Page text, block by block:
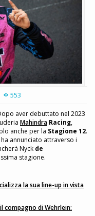
553
aver debuttato nel 2023
Mahindra Racing,
anche per la Stagione 12.
annunciato attraverso i
Nyck de
stagione.
la sua line-up in vista
compagno di Wehrlein: